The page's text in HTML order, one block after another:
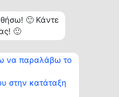
🙂 Κάντε
🙂
να παραλάβω το
στην κατάταξη
Επικοινωνία
Επικοινωνία